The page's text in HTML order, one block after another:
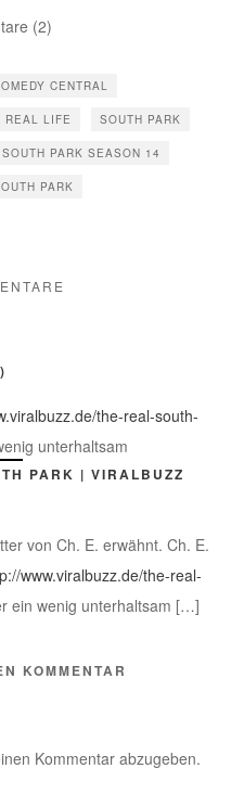
(2)
CENTRAL
REAL LIFE SOUTH PARK
SOUTH PARK SEASON 14
PARK
the-real-south-
unterhaltsam
PARK | VIRALBUZZ
von Ch. E. erwähnt. Ch. E.
www.viralbuzz.de/the-real-
ein wenig unterhaltsam […]
KOMMENTAR
Kommentar abzugeben.